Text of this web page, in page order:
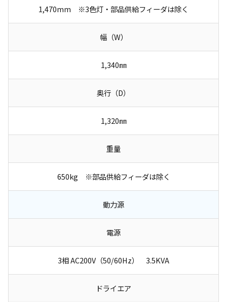
1,470mm ※3色灯・部品供給フィーダは除く
幅（W）
1,340㎜
奥行（D）
1,320㎜
重量
650kg ※部品供給フィーダは除く
動力源
電源
3相 AC200V（50/60Hz） 3.5KVA
ドライエア